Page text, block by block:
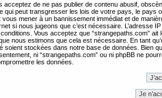
acceptez de ne pas publier de contenu abusif,
qui peut transgresser les lois de votre pays, le pays
vous mener à un bannissement immédiat et de
si nous jugeons que c’est nécessaire. L’adresse
Vous acceptez que “strangepaths.com”
nous estimons que cela est nécessaire. En tant
soient stockées dans notre base de données. Bien
ni “strangepaths.com” ou ni phpBB ne
les données.